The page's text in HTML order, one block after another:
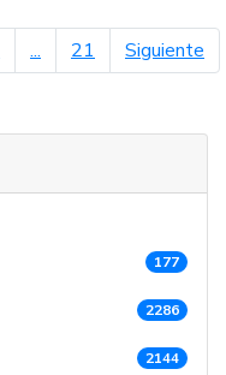
... 21 Siguiente
177
2286
2144